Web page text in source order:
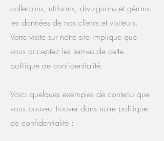
collectons, utilisons, divulguons et gérons
les données de nos clients et visiteurs.
Votre visite sur notre site implique que
vous acceptez les termes de cette
politique de confidentialité.
Voici quelques exemples de contenu que
vous pouvez trouver dans notre politique
de confidentialité :